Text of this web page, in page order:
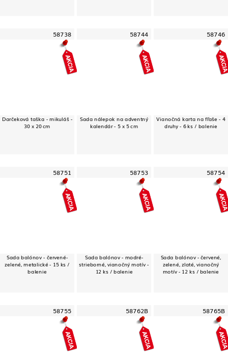
58738
Darčeková taška - mikuláš -
30 x 20 cm
58744
Sada nálepok na adventný
kalendár - 5 x 5 cm
58746
Vianočná karta na fľaše - 4
druhy - 6 ks / balenie
58751
Sada balónov - červené-
zelené, metalické - 15 ks /
balenie
58753
Sada balónov - modré-
strieborné, vianočný motív -
12 ks / balenie
58754
Sada balónov - červené,
zelené, zlaté, vianočný
motív - 12 ks / balenie
58755 58762B 58765B